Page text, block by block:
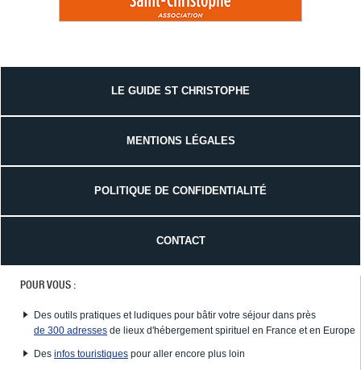
LE GUIDE ST CHRISTOPHE
MENTIONS LÉGALES
POLITIQUE DE CONFIDENTIALITÉ
CONTACT
POUR VOUS :
Des outils pratiques et ludiques pour bâtir votre séjour dans près
de 300 adresses de lieux d'hébergement spirituel en France et en Europe
Des infos touristiques pour aller encore plus loin